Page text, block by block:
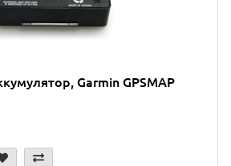
Garmin GPSMAP